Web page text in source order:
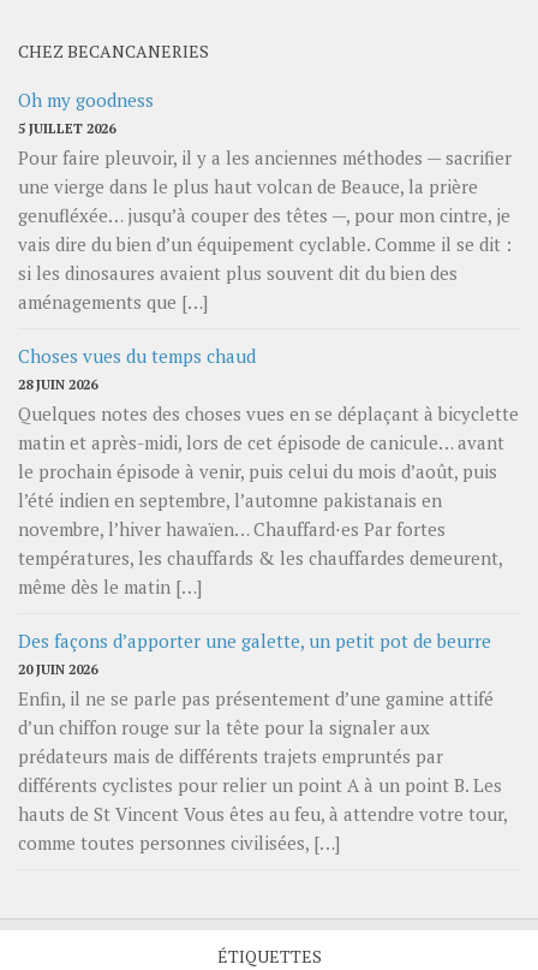
CHEZ BECANCANERIES
Oh my goodness
5 JUILLET 2026
Pour faire pleuvoir, il y a les anciennes méthodes — sacrifier
une vierge dans le plus haut volcan de Beauce, la prière
genufléxée… jusqu’à couper des têtes —, pour mon cintre, je
vais dire du bien d’un équipement cyclable. Comme il se dit :
si les dinosaures avaient plus souvent dit du bien des
aménagements que […]
Choses vues du temps chaud
28 JUIN 2026
Quelques notes des choses vues en se déplaçant à bicyclette
matin et après-midi, lors de cet épisode de canicule… avant
le prochain épisode à venir, puis celui du mois d’août, puis
l’été indien en septembre, l’automne pakistanais en
novembre, l’hiver hawaïen… Chauffard⋅es Par fortes
températures, les chauffards & les chauffardes demeurent,
même dès le matin […]
Des façons d’apporter une galette, un petit pot de beurre
20 JUIN 2026
Enfin, il ne se parle pas présentement d’une gamine attifé
d’un chiffon rouge sur la tête pour la signaler aux
prédateurs mais de différents trajets empruntés par
différents cyclistes pour relier un point A à un point B. Les
hauts de St Vincent Vous êtes au feu, à attendre votre tour,
comme toutes personnes civilisées, […]
ÉTIQUETTES